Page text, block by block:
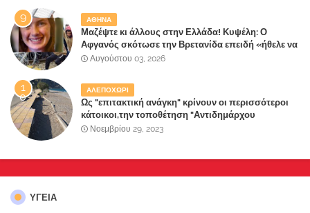
ΑΘΗΝΑ
Μαζέψτε κι άλλους στην Ελλάδα! Κυψέλη: Ο
Αφγανός σκότωσε την Βρετανίδα επειδή «ήθελε να
κάνει τη σύντροφό του χριστιανή»
Αυγούστου 03, 2026
ΑΛΕΠΟΧΩΡΙ
Ως "επιτακτική ανάγκη" κρίνουν οι περισσότεροι
κάτοικοι,την τοποθέτηση "Αντιδημάρχου
Παραλιακής Ζώνης" στο Δήμο Μάνδρας-Ειδυλλίας!
Νοεμβρίου 29, 2023
ΥΓΕΙΑ